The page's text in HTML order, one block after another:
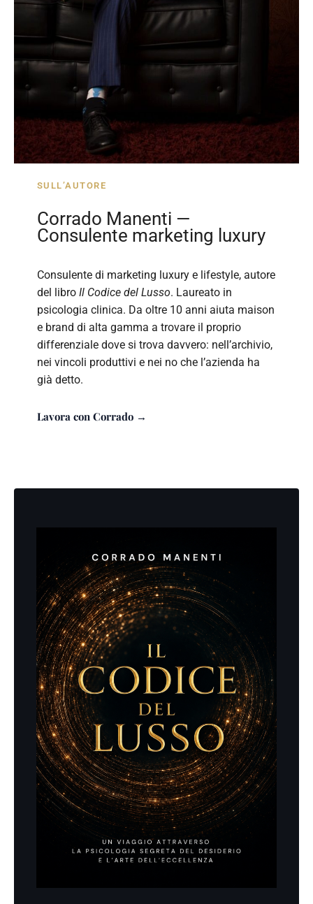
SULL’AUTORE
Corrado Manenti —
Consulente marketing luxury
Consulente di marketing luxury e lifestyle, autore
del libro Il Codice del Lusso. Laureato in
psicologia clinica. Da oltre 10 anni aiuta maison
e brand di alta gamma a trovare il proprio
differenziale dove si trova davvero: nell’archivio,
nei vincoli produttivi e nei no che l’azienda ha
già detto.
Lavora con Corrado →